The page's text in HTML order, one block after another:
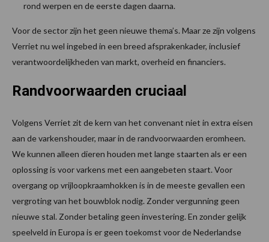
rond werpen en de eerste dagen daarna.
Voor de sector zijn het geen nieuwe thema’s. Maar ze zijn volgens
Verriet nu wel ingebed in een breed afsprakenkader, inclusief
verantwoordelijkheden van markt, overheid en financiers.
Randvoorwaarden cruciaal
Volgens Verriet zit de kern van het convenant niet in extra eisen
aan de varkenshouder, maar in de randvoorwaarden eromheen.
We kunnen alleen dieren houden met lange staarten als er een
oplossing is voor varkens met een aangebeten staart. Voor
overgang op vrijloopkraamhokken is in de meeste gevallen een
vergroting van het bouwblok nodig. Zonder vergunning geen
nieuwe stal. Zonder betaling geen investering. En zonder gelijk
speelveld in Europa is er geen toekomst voor de Nederlandse